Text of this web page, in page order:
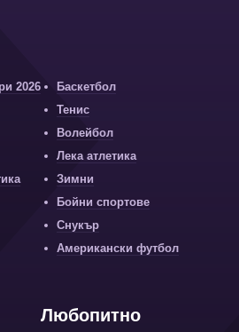
2026
Баскетбол
Тенис
Волейбол
Лека атлетика
Зимни
Бойни спортове
Снукър
Американски футбол
Любопитно